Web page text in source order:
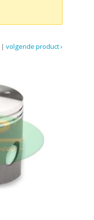
volgende product ›
|